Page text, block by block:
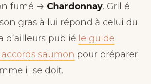
fumé → Chardonnay. Grillé
gras à lui répond à celui du
d’ailleurs publié le guide
saumon pour préparer
il se doit.